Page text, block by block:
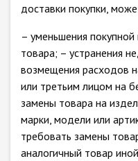
доставки покупки,
– уменьшения
товара; – устранения
возмещения расходов
или третьим лицом на
замены товара на
марки, модели или
требовать замены
аналогичный товар